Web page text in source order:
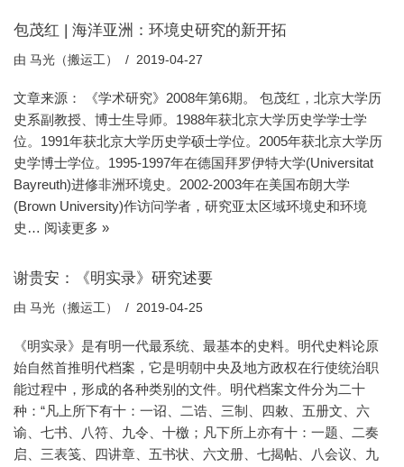
包茂红 | 海洋亚洲：环境史研究的新开拓
由 马光（搬运工） 2019-04-27
文章来源： 《学术研究》2008年第6期。 包茂红，北京大学历
史系副教授、博士生导师。1988年获北京大学历史学学士学
位。1991年获北京大学历史学硕士学位。2005年获北京大学历
史学博士学位。1995-1997年在德国拜罗伊特大学(Universitat
Bayreuth)进修非洲环境史。2002-2003年在美国布朗大学
(Brown University)作访问学者，研究亚太区域环境史和环境
史… 阅读更多 »
谢贵安：《明实录》研究述要
由 马光（搬运工） 2019-04-25
《明实录》是有明一代最系统、最基本的史料。明代史料论原
始自然首推明代档案，它是明朝中央及地方政权在行使统治职
能过程中，形成的各种类别的文件。明代档案文件分为二十
种：“凡上所下有十：一诏、二诰、三制、四敕、五册文、六
谕、七书、八符、九令、十檄；凡下所上亦有十：一题、二奏
启、三表笺、四讲章、五书状、六文册、七揭帖、八会议、九